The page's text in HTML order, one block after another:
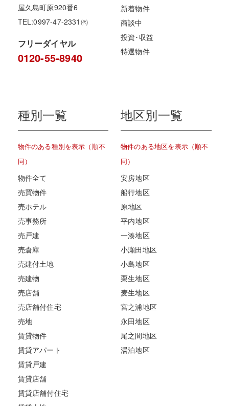
屋久島町原920番6
TEL:0997-47-2331㈹
フリーダイヤル
0120-55-8940
新着物件
商談中
投資･収益
特選物件
種別一覧
物件のある種別を表示（順不
同）
物件全て
売買物件
売ホテル
売事務所
売戸建
売倉庫
売建付土地
売建物
売店舗
売店舗付住宅
売地
賃貸物件
賃貸アパート
賃貸戸建
賃貸店舗
賃貸店舗付住宅
地区別一覧
物件のある地区を表示（順不
同）
安房地区
船行地区
原地区
平内地区
一湊地区
小瀬田地区
小島地区
栗生地区
麦生地区
宮之浦地区
永田地区
尾之間地区
湯泊地区